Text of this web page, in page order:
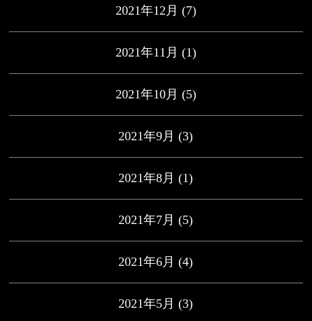
2021年12月 (7)
2021年11月 (1)
2021年10月 (5)
2021年9月 (3)
2021年8月 (1)
2021年7月 (5)
2021年6月 (4)
2021年5月 (3)